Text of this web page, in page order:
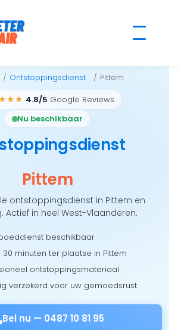
Ontstoppingsdienst Pittem
4.8/5 Google Reviews
Nu beschikbaar
Pittem
ontstoppingsdienst in Pittem en
Actief in heel West-Vlaanderen.
beschikbaar
30 minuten ter plaatse in Pittem
ontstoppingsmateriaal
verzekerd voor uw gemoedsrust
Bel nu — 0487 10 81 95